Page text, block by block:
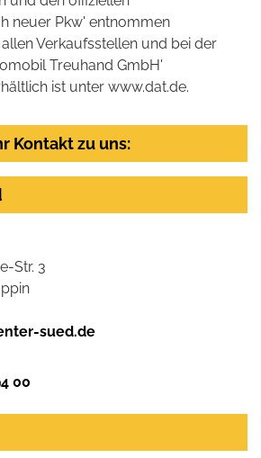
neuer Pkw' entnommen
Verkaufsstellen und bei der
Treuhand GmbH'
ist unter www.dat.de.
Kontakt zu uns:
Str. 3
sued.de
00